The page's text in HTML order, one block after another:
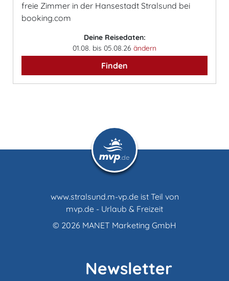
freie Zimmer in der Hansestadt Stralsund bei
booking.com
Deine Reisedaten:
01.08. bis 05.08.26 ändern
Finden
www.stralsund.m-vp.de ist Teil von
mvp.de - Urlaub & Freizeit
© 2026 MANET Marketing GmbH
Newsletter